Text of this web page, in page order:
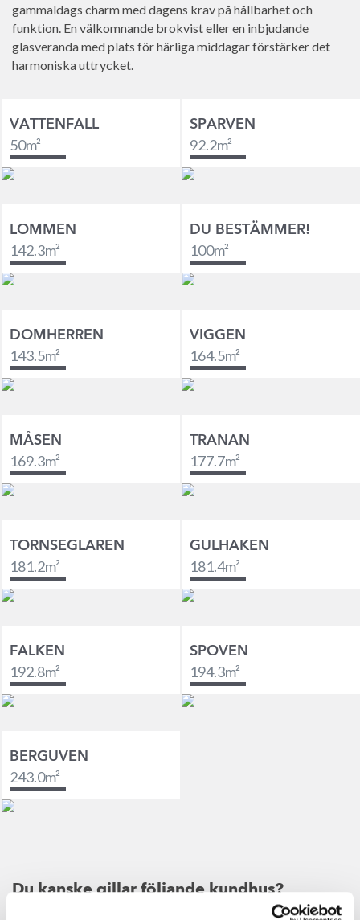
gammaldags charm med dagens krav på hållbarhet och
funktion. En välkomnande brokvist eller en inbjudande
glasveranda med plats för härliga middagar förstärker det
harmoniska uttrycket.
VATTENFALL
50m²
SPARVEN
92.2m²
LOMMEN
142.3m²
DU BESTÄMMER!
100m²
DOMHERREN
143.5m²
VIGGEN
164.5m²
MÅSEN
169.3m²
TRANAN
177.7m²
TORNSEGLAREN
181.2m²
GULHAKEN
181.4m²
FALKEN
192.8m²
SPOVEN
194.3m²
BERGUVEN
243.0m²
Du kanske gillar följande kundhus?